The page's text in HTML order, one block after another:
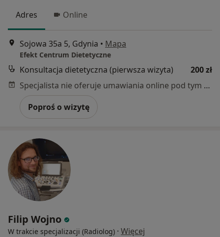
Adres Online
Sojowa 35a 5, Gdynia • Mapa
Efekt Centrum Dietetyczne
Konsultacja dietetyczna (pierwsza wizyta)
200 zł
Specjalista nie oferuje umawiania online pod tym adresem.
Poproś o wizytę
Filip Wojno
W trakcie specjalizacji (Radiolog) · Więcej